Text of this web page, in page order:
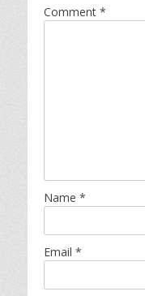
Comment *
Name *
Email *